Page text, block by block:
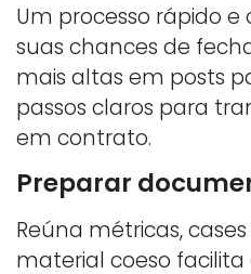
Um processo rápido
suas chances de
mais altas em posts
passos claros para
em contrato.
Preparar
Reúna métricas,
material coeso